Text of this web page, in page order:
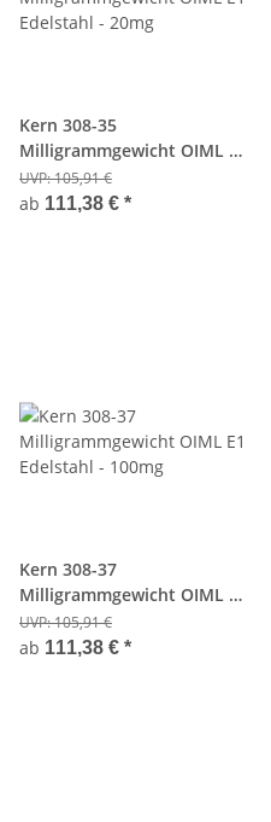
Kern 308-35
Milligrammgewicht OIML E1
Edelstahl - 20mg
UVP:105,91 €
ab 111,38 € *
Kern 308-37
Milligrammgewicht OIML E1
Edelstahl - 100mg
UVP:105,91 €
ab 111,38 € *